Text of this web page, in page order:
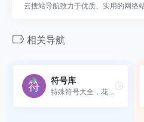
云搜站导航致力于优质、实用的网络
相关导航
符号库
特殊符号大全，花样符号图案大全